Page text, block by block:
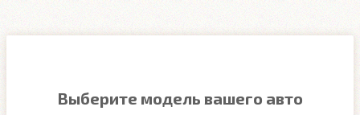
Выберите модель вашего авто